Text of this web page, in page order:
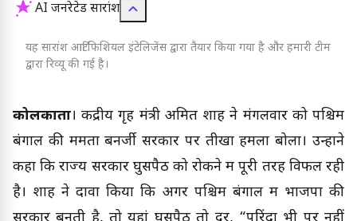
AI जनरेटेड सारांश
यह सारांश आर्टिफिशियल इंटेलिजेंस द्वारा तैयार किया गया है और हमारी टीम
द्वारा रिव्यू की गई है।
कोलकाता। केंद्रीय गृह मंत्री अमित शाह ने मंगलवार को पश्चिम
बंगाल की ममता बनर्जी सरकार पर तीखा हमला बोला। उन्होंने
कहा कि राज्य सरकार घुसपैठ को रोकने में पूरी तरह विफल रही
है। शाह ने दावा किया कि अगर पश्चिम बंगाल में भाजपा की